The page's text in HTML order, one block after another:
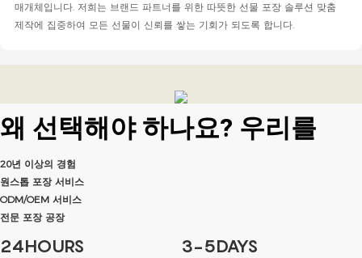
매개체입니다. 저희는 브랜드 파트너를 위한 따뜻한 선물 포장 솔루션 맞춤
제작에 집중하여 모든 선물이 신뢰를 쌓는 기회가 되도록 합니다.
왜 선택해야 하나요? 우리를
20년 이상의 경험
원스톱 포장 서비스
ODM/OEM 서비스
전문 포장 공장
24HOURS 3-5DAYS